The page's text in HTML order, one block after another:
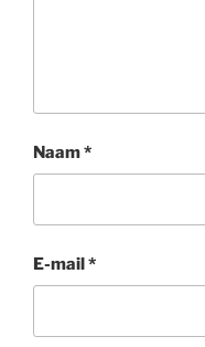
Naam*
E-mail*